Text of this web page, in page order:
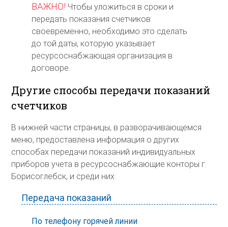
ВАЖНО! Чтобы уложиться в сроки и
передать показания счетчиков
своевременно, необходимо это сделать
до той даты, которую указывает
ресурсоснабжающая организация в
договоре.
Другие способы передачи показаний
счетчиков
В нижней части страницы, в разворачивающемся
меню, предоставлена информация о других
способах передачи показаний индивидуальных
приборов учета в ресурсоснабжающие конторы г.
Борисоглебск, и среди них:
Передача показаний
По телефону горячей линии